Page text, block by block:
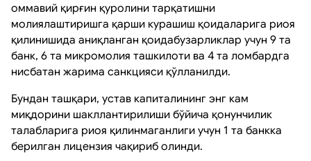
оммавий қирғин қуролини тарқатишни
молиялаштиришга қарши курашиш қоидаларига риоя
қилинишида аниқланган қоидабузарликлар учун 9 та
банк, 6 та микромолия ташкилоти ва 4 та ломбардга
нисбатан жарима санкцияси қўлланилди.
Бундан ташқари, устав капиталининг энг кам
миқдорини шакллантирилиши бўйича қонунчилик
талабларига риоя қилинмаганлиги учун 1 та банкка
берилган лицензия чақириб олинди.